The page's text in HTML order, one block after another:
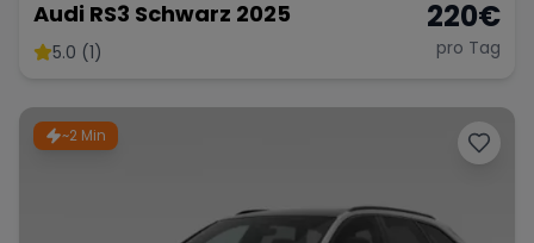
Audi RS3 Schwarz 2025
5.0 (1)
220€
pro Tag
~2 Min